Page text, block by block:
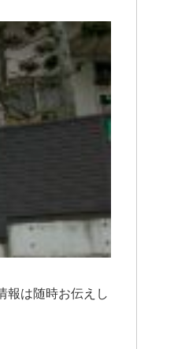
報は随時お伝えし